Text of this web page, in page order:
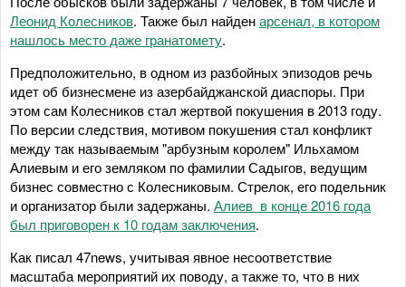
Леонид Колесников. Также был найденарсенал, в котором
нашлось место даже гранатомету.
Предположительно, в одном из разбойных эпизодов речь
идет об бизнесмене из азербайджанской диаспоры. При
этом сам Колесников стал жертвой покушения в 2013 году.
По версии следствия, мотивом покушения стал конфликт
между так называемым "арбузным королем" Ильхамом
Алиевым и его земляком по фамилии Садыгов, ведущим
бизнес совместно с Колесниковым. Стрелок, его подельник
и организатор были задержаны. Алиев в конце 2016 года
был приговорен к 10 годам заключения.
Как писал 47news, учитывая явное несоответствие
масштаба мероприятий их поводу, а также то, что в них